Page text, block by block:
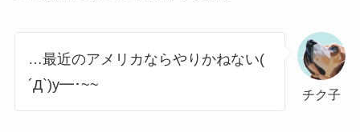
チク子
…最近のアメリカならやりかねない(
´Д`)y━･~~